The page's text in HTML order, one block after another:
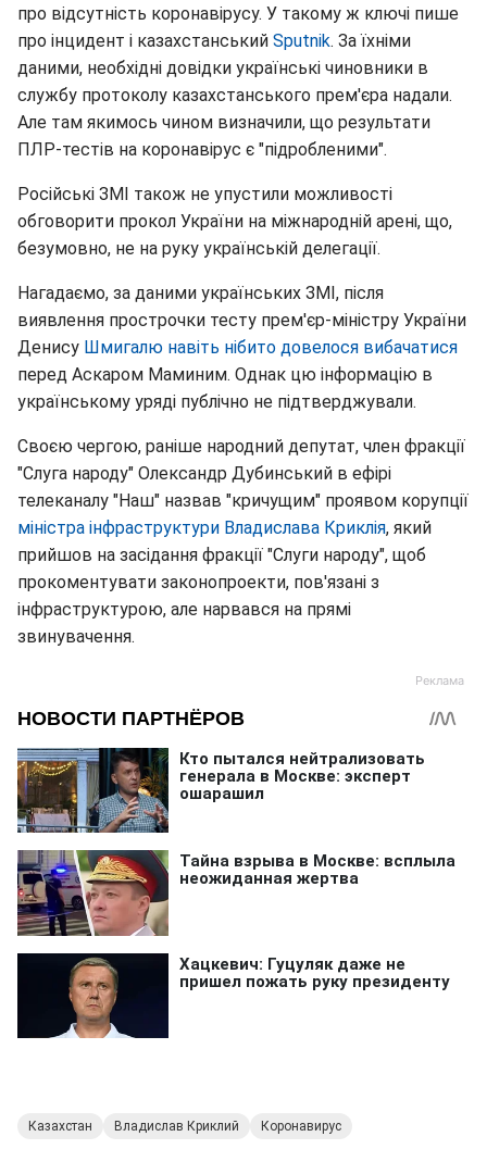
про відсутність коронавірусу. У такому ж ключі пише
про інцидент і казахстанський Sputnik. За їхніми
даними, необхідні довідки українські чиновники в
службу протоколу казахстанського прем'єра надали.
Але там якимось чином визначили, що результати
ПЛР-тестів на коронавірус є "підробленими".
Російські ЗМІ також не упустили можливості
обговорити прокол України на міжнародній арені, що,
безумовно, не на руку українській делегації.
Нагадаємо, за даними українських ЗМІ, після
виявлення прострочки тесту прем'єр-міністру України
Денису Шмигалю навіть нібито довелося вибачатися
перед Аскаром Маминим. Однак цю інформацію в
українському уряді публічно не підтверджували.
Своєю чергою, раніше народний депутат, член фракції
"Слуга народу" Олександр Дубинський в ефірі
телеканалу "Наш" назвав "кричущим" проявом корупції
міністра інфраструктури Владислава Криклія, який
прийшов на засідання фракції "Слуги народу", щоб
прокоментувати законопроекти, пов'язані з
інфраструктурою, але нарвався на прямі
звинувачення.
Казахстан Владислав Криклий Коронавирус